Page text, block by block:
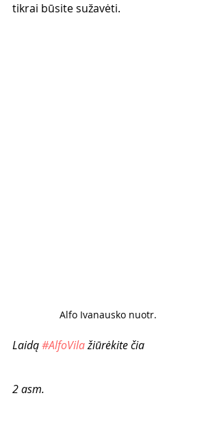
tikrai būsite sužavėti.
Alfo Ivanausko nuotr.
Laidą #AlfoVila žiūrėkite čia
2 asm.